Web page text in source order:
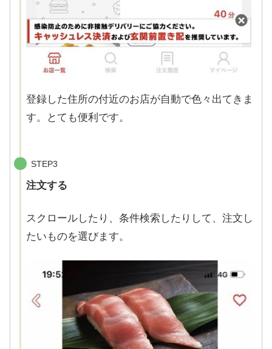
登録した住所の付近のお店が自動で色々出てきま
す。とても便利です。
STEP3
注文する
スクロールしたり、条件検索したりして、注文し
たいものを選びます。